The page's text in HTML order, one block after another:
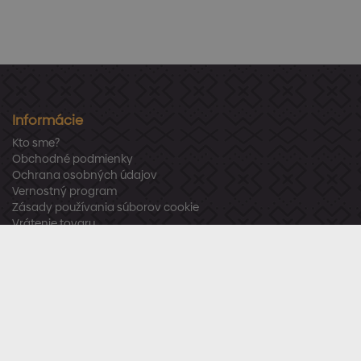
Informácie
Kto sme?
Obchodné podmienky
Ochrana osobných údajov
Vernostný program
Zásady používania súborov cookie
Vrátenie tovaru